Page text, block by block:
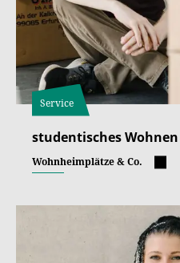
Service
studentisches Wohnen
Wohnheimplätze & Co.